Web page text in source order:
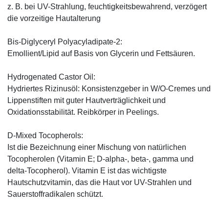
z. B. bei UV-Strahlung, feuchtigkeitsbewahrend, verzögert
die vorzeitige Hautalterung
Bis-Diglyceryl Polyacyladipate-2:
Emollient/Lipid auf Basis von Glycerin und Fettsäuren.
Hydrogenated Castor Oil:
Hydriertes Rizinusöl: Konsistenzgeber in W/O-Cremes und
Lippenstiften mit guter Hautverträglichkeit und
Oxidationsstabilität. Reibkörper in Peelings.
D-Mixed Tocopherols:
Ist die Bezeichnung einer Mischung von natürlichen
Tocopherolen (Vitamin E; D-alpha-, beta-, gamma und
delta-Tocopherol). Vitamin E ist das wichtigste
Hautschutzvitamin, das die Haut vor UV-Strahlen und
Sauerstoffradikalen schützt.